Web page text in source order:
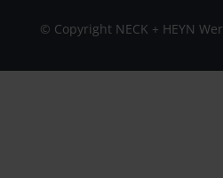
© Copyright NECK + HEYN